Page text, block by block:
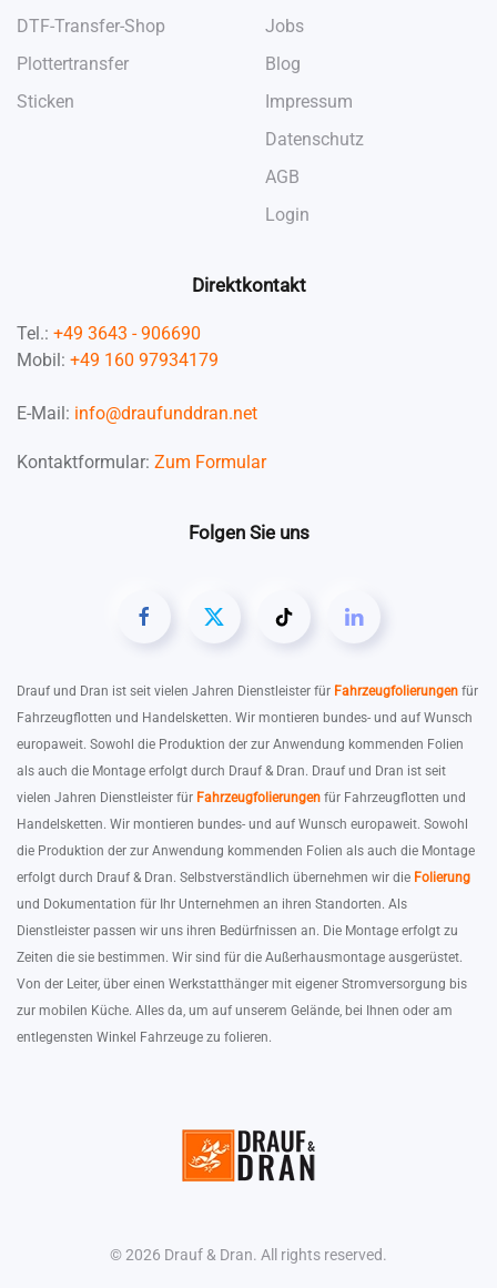
DTF-Transfer-Shop
Plottertransfer
Sticken
Jobs
Blog
Impressum
Datenschutz
AGB
Login
Direktkontakt
Tel.: +49 3643 - 906690
Mobil: +49 160 97934179
E-Mail: info@draufunddran.net
Kontaktformular: Zum Formular
Folgen Sie uns
Drauf und Dran ist seit vielen Jahren Dienstleister für Fahrzeugfolierungen für
Fahrzeugflotten und Handelsketten. Wir montieren bundes- und auf Wunsch
europaweit. Sowohl die Produktion der zur Anwendung kommenden Folien
als auch die Montage erfolgt durch Drauf & Dran. Drauf und Dran ist seit
vielen Jahren Dienstleister für Fahrzeugfolierungen für Fahrzeugflotten und
Handelsketten. Wir montieren bundes- und auf Wunsch europaweit. Sowohl
die Produktion der zur Anwendung kommenden Folien als auch die Montage
erfolgt durch Drauf & Dran. Selbstverständlich übernehmen wir die Folierung
und Dokumentation für Ihr Unternehmen an ihren Standorten. Als
Dienstleister passen wir uns ihren Bedürfnissen an. Die Montage erfolgt zu
Zeiten die sie bestimmen. Wir sind für die Außerhausmontage ausgerüstet.
Von der Leiter, über einen Werkstatthänger mit eigener Stromversorgung bis
zur mobilen Küche. Alles da, um auf unserem Gelände, bei Ihnen oder am
entlegensten Winkel Fahrzeuge zu folieren.
© 2026 Drauf & Dran. All rights reserved.